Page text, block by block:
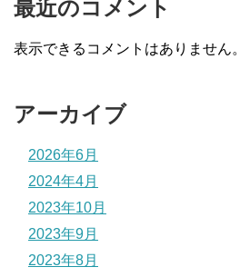
最近のコメント
表示できるコメントはありません。
アーカイブ
2026年6月
2024年4月
2023年10月
2023年9月
2023年8月